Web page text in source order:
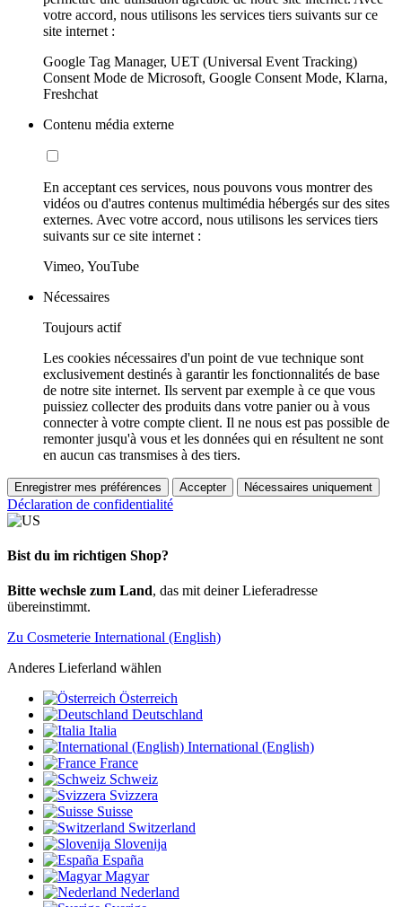
votre accord, nous utilisons les services tiers suivants sur ce
site internet :
Google Tag Manager, UET (Universal Event Tracking)
Consent Mode de Microsoft, Google Consent Mode, Klarna,
Freshchat
Contenu média externe
En acceptant ces services, nous pouvons vous montrer des
vidéos ou d'autres contenus multimédia hébergés sur des sites
externes. Avec votre accord, nous utilisons les services tiers
suivants sur ce site internet :
Vimeo, YouTube
Nécessaires
Toujours actif
Les cookies nécessaires d'un point de vue technique sont
exclusivement destinés à garantir les fonctionnalités de base
de notre site internet. Ils servent par exemple à ce que vous
puissiez collecter des produits dans votre panier ou à vous
connecter à votre compte client. Il ne nous est pas possible de
remonter jusqu'à vous et les données qui en résultent ne sont
en aucun cas transmises à des tiers.
Enregistrer mes préférences Accepter Nécessaires uniquement
Déclaration de confidentialité
Bist du im richtigen Shop?
Bitte wechsle zum Land, das mit deiner Lieferadresse
übereinstimmt.
Zu Cosmeterie International (English)
Anderes Lieferland wählen
Österreich
Deutschland
Italia
International (English)
France
Schweiz
Svizzera
Suisse
Switzerland
Slovenija
España
Magyar
Nederland